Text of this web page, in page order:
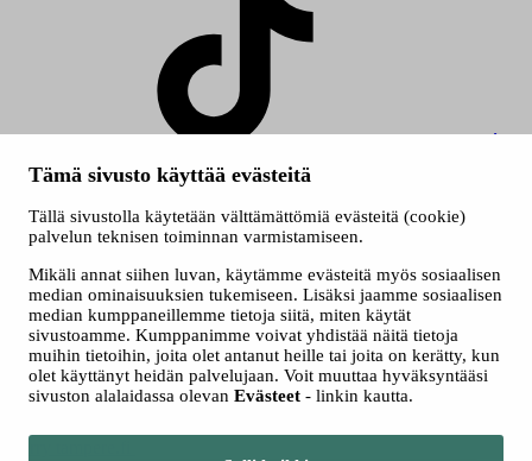
Tämä sivusto käyttää evästeitä
Tällä sivustolla käytetään välttämättömiä evästeitä (cookie)
palvelun teknisen toiminnan varmistamiseen.
Mikäli annat siihen luvan, käytämme evästeitä myös sosiaalisen
median ominaisuuksien tukemiseen. Lisäksi jaamme sosiaalisen
median kumppaneillemme tietoja siitä, miten käytät
sivustoamme. Kumppanimme voivat yhdistää näitä tietoja
muihin tietoihin, joita olet antanut heille tai joita on kerätty, kun
olet käyttänyt heidän palvelujaan. Voit muuttaa hyväksyntääsi
sivuston alalaidassa olevan Evästeet - linkin kautta.
Sara Hildénin
taidemuseo TikTokissa
Evästeet
Saavutettavuusseloste